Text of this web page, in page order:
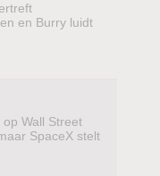
en Burry luidt
Wall Street
SpaceX stelt